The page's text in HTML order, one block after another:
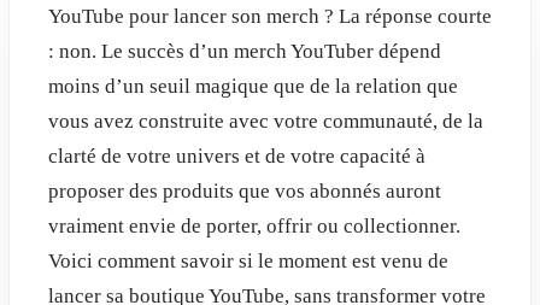
YouTube pour lancer son merch ? La réponse courte
: non. Le succès d’un merch YouTuber dépend
moins d’un seuil magique que de la relation que
vous avez construite avec votre communauté, de la
clarté de votre univers et de votre capacité à
proposer des produits que vos abonnés auront
vraiment envie de porter, offrir ou collectionner.
Voici comment savoir si le moment est venu de
lancer sa boutique YouTube, sans transformer votre